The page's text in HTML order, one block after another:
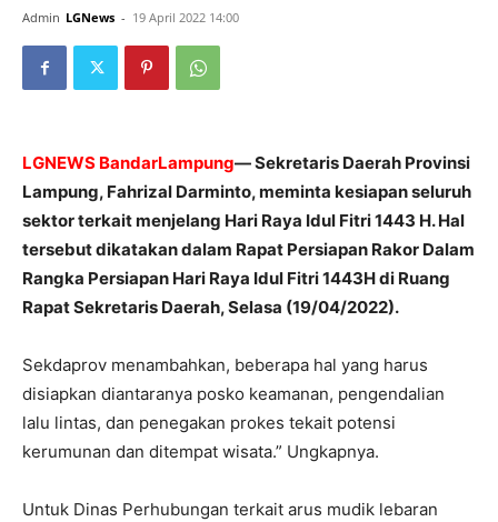
Admin LGNews - 19 April 2022 14:00
LGNEWS BandarLampung— Sekretaris Daerah Provinsi
Lampung, Fahrizal Darminto, meminta kesiapan seluruh
sektor terkait menjelang Hari Raya Idul Fitri 1443 H. Hal
tersebut dikatakan dalam Rapat Persiapan Rakor Dalam
Rangka Persiapan Hari Raya Idul Fitri 1443H di Ruang
Rapat Sekretaris Daerah, Selasa (19/04/2022).
Sekdaprov menambahkan, beberapa hal yang harus
disiapkan diantaranya posko keamanan, pengendalian
lalu lintas, dan penegakan prokes tekait potensi
kerumunan dan ditempat wisata.” Ungkapnya.
Untuk Dinas Perhubungan terkait arus mudik lebaran